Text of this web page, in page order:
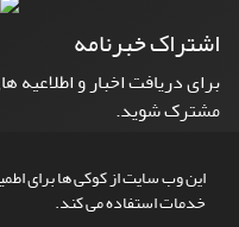
این وب سایت از کوکی ها برای
خدمات استفاده می کند.
اشتراک خبرنامه
برای دریافت اخبار و
مشترک شوید.